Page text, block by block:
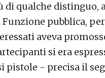
qualche distinguo,
pubblica,
aveva
si era
pistole - precisa il